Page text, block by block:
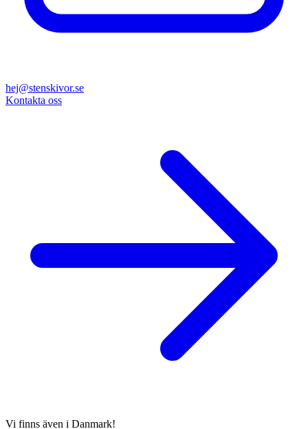
hej@stenskivor.se
Kontakta oss
Vi finns även i Danmark!